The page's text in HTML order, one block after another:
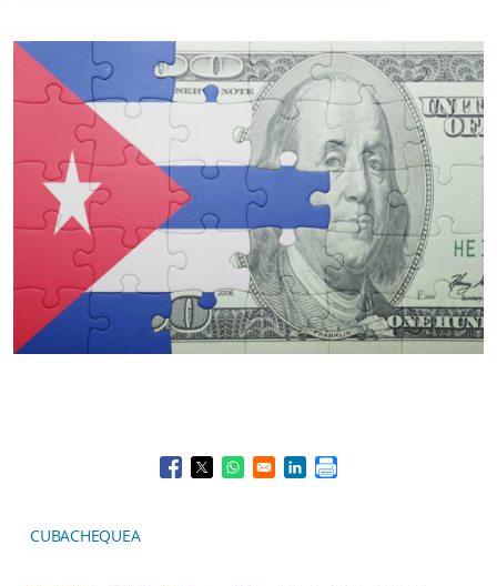
Opens in a new window
Opens in a new window
Opens in a new window
Opens in a new window
CUBACHEQUEA